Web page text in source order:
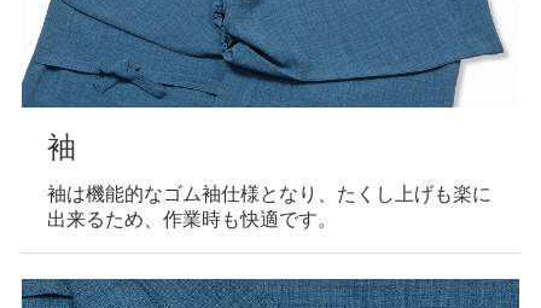
袖
袖は機能的なゴム袖仕様となり、たくし上げも楽に
出来るため、作業時も快適です。